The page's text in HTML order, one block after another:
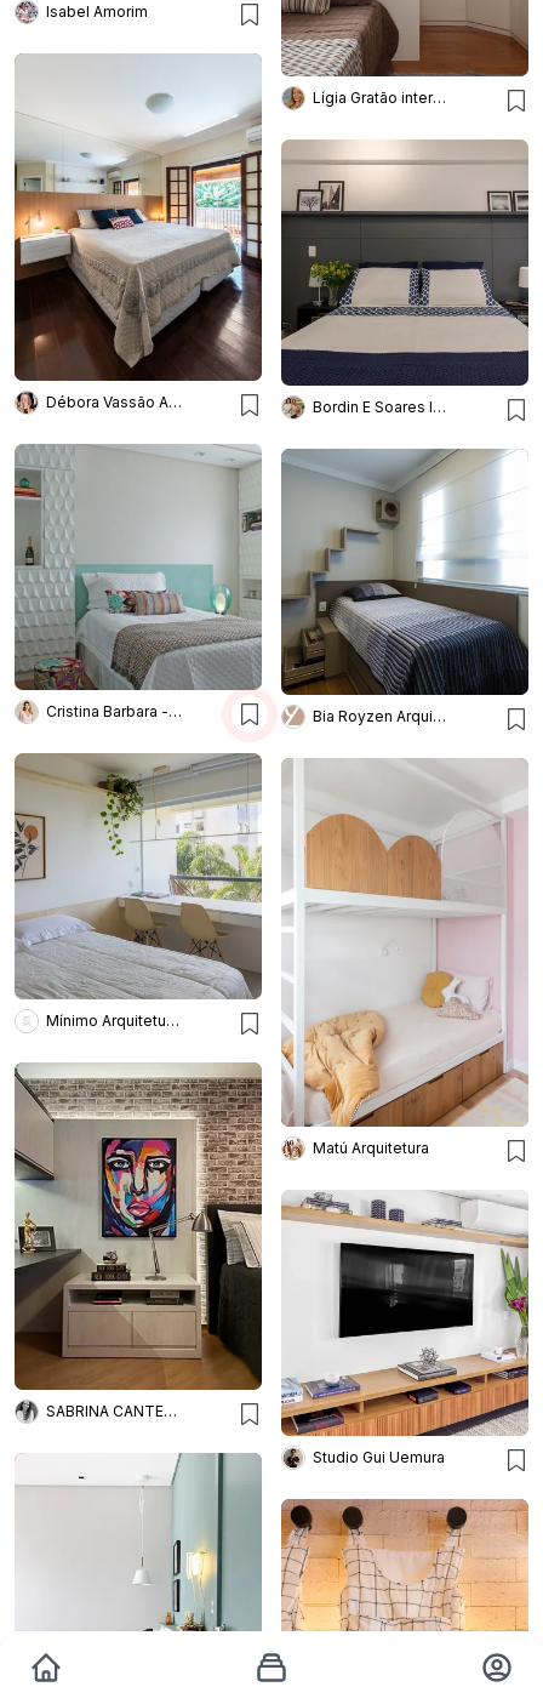
Isabel Amorim
Lígia Gratão interiores arquitetura
Débora Vassão Arquitetura Bordin E Soares Interiores
Cristina Barbara - Barbara e Purchio Bia Royzen Arquitetura
Mínimo Arquitetura e Design
Matú Arquitetura
SABRINA CANTERGIANI
Studio Gui Uemura